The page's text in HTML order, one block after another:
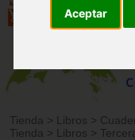
Aceptar
Tienda > Libros >
Tienda
> Libros >